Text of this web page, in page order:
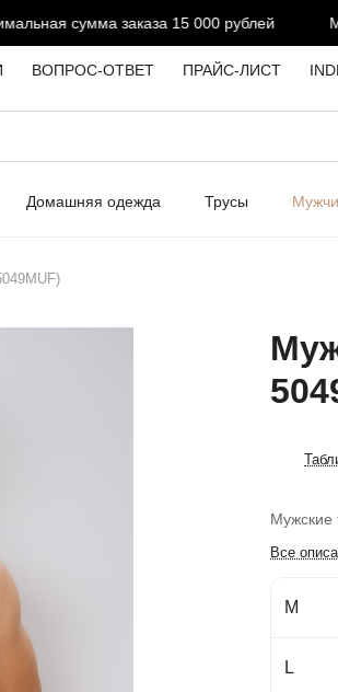
сумма заказа 15 000 рублей
ВОПРОС-ОТВЕТ ПРАЙС-ЛИСТ
Домашняя одежда Трусы
Мужские
Все
M
L